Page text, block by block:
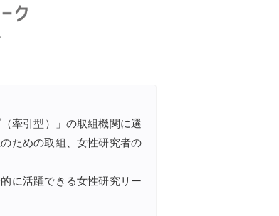
牽引型）」の取組機関に選
ための取組、女性研究者の
に活躍できる女性研究リー